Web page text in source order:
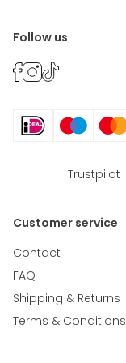
Follow us
Trustpilot
Customer service
Contact
FAQ
Shipping & Returns
Terms & Conditions